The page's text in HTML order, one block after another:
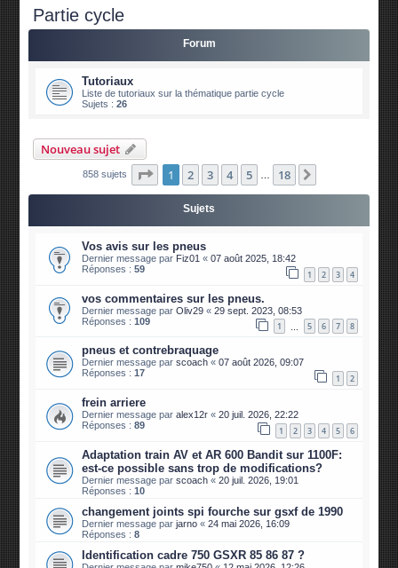
Partie cycle
Forum
Tutoriaux
Liste de tutoriaux sur la thématique partie cycle
Sujets :26
Nouveau sujet
858 sujets Page 1sur18
1 2 3 4 5 18
Sujets
Vos avis sur les pneus
Dernier message par Fiz01 «07 août 2025, 18:42
Réponses :59 1 2 3 4
vos commentaires sur les pneus.
Dernier message parOliv29 «29 sept. 2023, 08:53
Réponses :109 1 5 6 7 8
pneus et contrebraquage
Dernier message parscoach «07 août 2026, 09:07
Réponses :17 1 2
frein arriere
Dernier message paralex12r «20 juil. 2026, 22:22
Réponses :89 1 2 3 4 5 6
Adaptation train AV et AR 600 Bandit sur 1100F:
est-ce possible sans trop de modifications?
Dernier message parscoach «20 juil. 2026, 19:01
Réponses :10
changement joints spi fourche sur gsxf de 1990
Dernier message parjarno «24 mai 2026, 16:09
Réponses :8
Identification cadre 750 GSXR 85 86 87 ?